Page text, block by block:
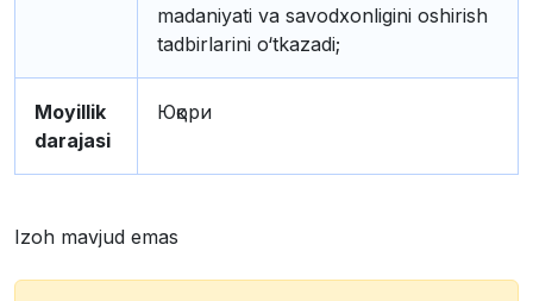
madaniyati va savodxonligini oshirish
tadbirlarini o‘tkazadi;
Moyillik
darajasi
Юқори
Izoh mavjud emas